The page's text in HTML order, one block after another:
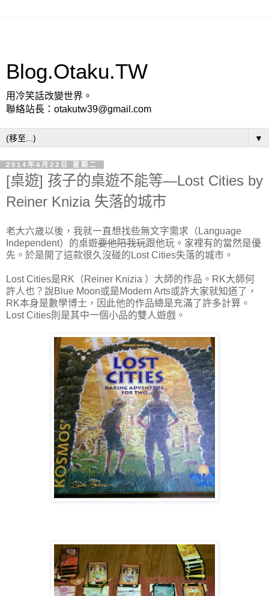
Blog.Otaku.TW
用冷笑話改變世界。
聯絡站長：otakutw39@gmail.com
▼
2014年4月22日 星期二
[桌遊] 孩子的桌遊不能等—Lost Cities by
Reiner Knizia 失落的城市
老大六歲以後，我就一直想找些無文字需求（Language
Independent）的桌遊要他陪我玩跟他玩。家裡有的當然是優
先。於是開了這款很久沒碰的Lost Cities失落的城市。
Lost Cities是RK（Reiner Knizia ）大師的作品。RK大師何
許人也？說Blue Moon或是Modern Arts或許大家就知道了，
RK本身是數學博士，因此他的作品總是充滿了許多計算。
Lost Cities則是其中一個小品的雙人遊戲。